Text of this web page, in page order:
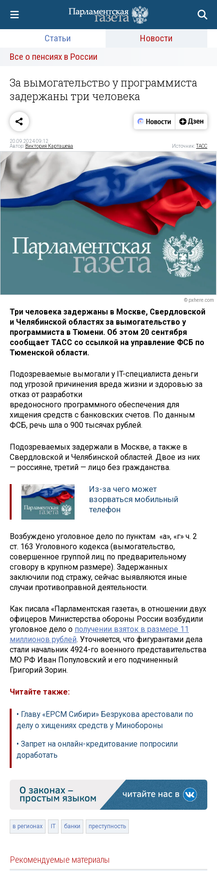
Статьи
Новости
Все о пенсиях в России
За вымогательство у программиста
задержаны три человека
20.09.2024 09:12
Автор: Виктория Карташева Источник:ТАСС
© pxhere.com
Три человека задержаны в Москве, Свердловской
и Челябинской областях за вымогательство у
программиста в Тюмени. Об этом 20 сентября
сообщает ТАСС со ссылкой на управление ФСБ по
Тюменской области.
Подозреваемые вымогали у IT-специалиста деньги
под угрозой причинения вреда жизни и здоровью за
отказ от разработки
вредоносного программного обеспечения для
хищения средств с банковских счетов. По данным
ФСБ, речь шла о 900 тысячах рублей.
Подозреваемых задержали в Москве, а также в
Свердловской и Челябинской областей. Двое из них
— россияне, третий — лицо без гражданства.
Из-за чего может
взорваться мобильный
телефон
Возбуждено уголовное дело по пунктам «а», «г» ч. 2
ст. 163 Уголовного кодекса (вымогательство,
совершенное группой лиц по предварительному
сговору в крупном размере). Задержанных
заключили под стражу, сейчас выявляются иные
случаи противоправной деятельности.
Как писала «Парламентская газета», в отношении двух
офицеров Министерства обороны России возбудили
уголовное дело о получении взяток в размере 11
миллионов рублей. Уточняется, что фигурантами дела
стали начальник 4924-го военного представительства
МО РФ Иван Популовский и его подчиненный
Григорий Зорин.
Читайте также:
• Главу «ЕРСМ Сибири» Безрукова арестовали по
делу о хищениях средств у Минобороны
• Запрет на онлайн-кредитование попросили
доработать
в регионах IT банки преступность
Рекомендуемые материалы